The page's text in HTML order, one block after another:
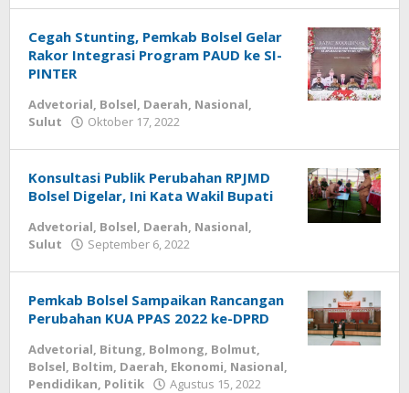
Cegah Stunting, Pemkab Bolsel Gelar
Rakor Integrasi Program PAUD ke SI-
PINTER
Advetorial, Bolsel, Daerah, Nasional,
Sulut
Oktober 17, 2022
Konsultasi Publik Perubahan RPJMD
Bolsel Digelar, Ini Kata Wakil Bupati
Advetorial, Bolsel, Daerah, Nasional,
Sulut
September 6, 2022
Pemkab Bolsel Sampaikan Rancangan
Perubahan KUA PPAS 2022 ke-DPRD
Advetorial, Bitung, Bolmong, Bolmut,
Bolsel, Boltim, Daerah, Ekonomi, Nasional,
Pendidikan, Politik Agustus 15, 2022